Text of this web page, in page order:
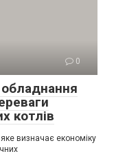
0
котлів
визначає економіку